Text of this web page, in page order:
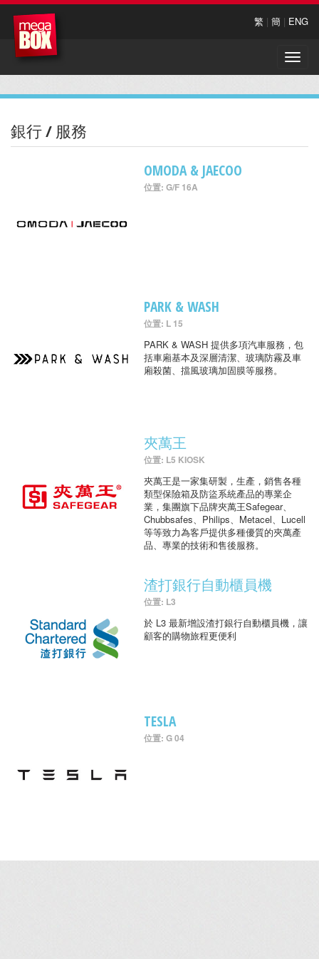
繁 | 簡 | ENG
Toggle
銀行 / 服務
OMODA & JAECOO
位置: G/F 16A
PARK & WASH
位置: L 15
PARK & WASH 提供多項汽車服務，包
括車廂基本及深層清潔、玻璃防霧及車
廂殺菌、擋風玻璃加固膜等服務。
夾萬王
位置: L5 KIOSK
夾萬王是一家集研製，生產，銷售各種
類型保險箱及防盜系統產品的專業企
業，集團旗下品牌夾萬王Safegear、
Chubbsafes、Philips、Metacel、Lucell
等等致力為客戶提供多種優質的夾萬產
品、專業的技術和售後服務。
渣打銀行自動櫃員機
位置: L3
於 L3 最新增設渣打銀行自動櫃員機，讓
顧客的購物旅程更便利
TESLA
位置: G 04